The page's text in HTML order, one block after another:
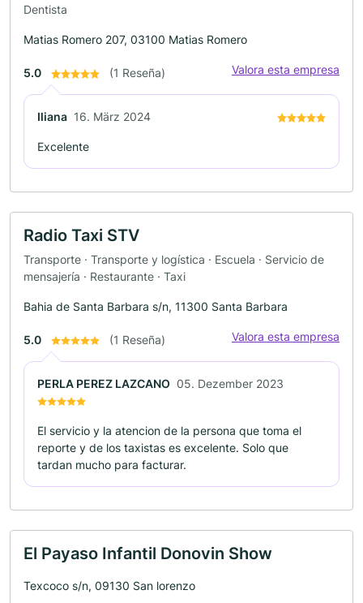
Dentista
Matias Romero 207, 03100 Matias Romero
5.0 (1 Reseña) Valora esta empresa
Iliana 16. März 2024
Excelente
Radio Taxi STV
Transporte · Transporte y logística · Escuela · Servicio de
mensajería · Restaurante · Taxi
Bahia de Santa Barbara s/n, 11300 Santa Barbara
5.0 (1 Reseña) Valora esta empresa
PERLA PEREZ LAZCANO 05. Dezember 2023
El servicio y la atencion de la persona que toma el
reporte y de los taxistas es excelente. Solo que
tardan mucho para facturar.
El Payaso Infantil Donovin Show
Texcoco s/n, 09130 San lorenzo